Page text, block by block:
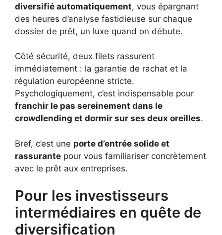
diversifié automatiquement, vous épargnant
des heures d’analyse fastidieuse sur chaque
dossier de prêt, un luxe quand on débute.
Côté sécurité, deux filets rassurent
immédiatement : la garantie de rachat et la
régulation européenne stricte.
Psychologiquement, c’est indispensable pour
franchir le pas sereinement dans le
crowdlending et dormir sur ses deux oreilles.
Bref, c’est une porte d’entrée solide et
rassurante pour vous familiariser concrètement
avec le prêt aux entreprises.
Pour les investisseurs
intermédiaires en quête de
diversification